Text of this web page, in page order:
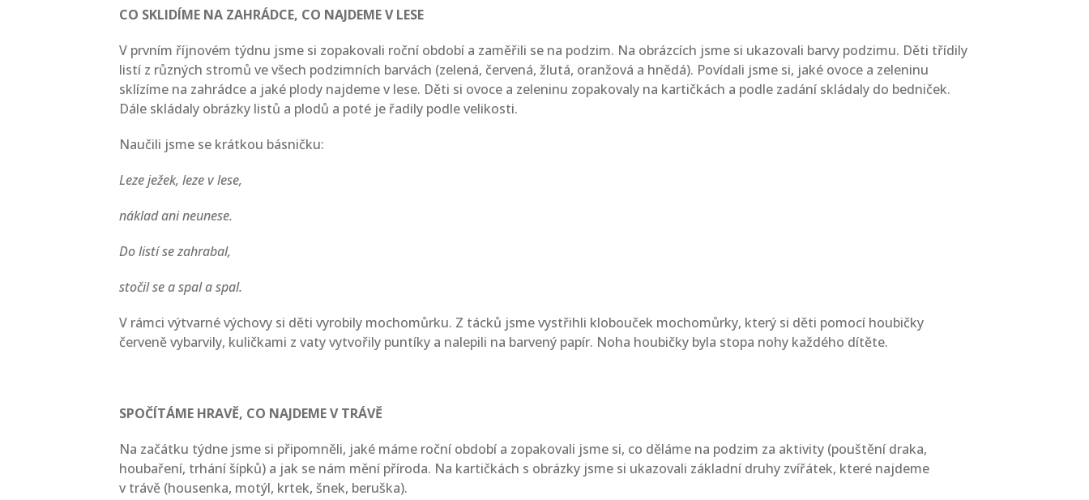
CO SKLIDÍME NA ZAHRÁDCE, CO NAJDEME V LESE
V prvním říjnovém týdnu jsme si zopakovali roční období a zaměřili se na podzim. Na obrázcích jsme si ukazovali barvy podzimu. Děti třídily
listí z různých stromů ve všech podzimních barvách (zelená, červená, žlutá, oranžová a hnědá). Povídali jsme si, jaké ovoce a zeleninu
sklízíme na zahrádce a jaké plody najdeme v lese. Děti si ovoce a zeleninu zopakovaly na kartičkách a podle zadání skládaly do bedniček.
Dále skládaly obrázky listů a plodů a poté je řadily podle velikosti.
Naučili jsme se krátkou básničku:
Leze ježek, leze v lese,
náklad ani neunese.
Do listí se zahrabal,
stočil se a spal a spal.
V rámci výtvarné výchovy si děti vyrobily mochomůrku. Z tácků jsme vystřihli klobouček mochomůrky, který si děti pomocí houbičky
červeně vybarvily, kuličkami z vaty vytvořily puntíky a nalepili na barvený papír. Noha houbičky byla stopa nohy každého dítěte.
SPOČÍTÁME HRAVĚ, CO NAJDEME V TRÁVĚ
Na začátku týdne jsme si připomněli, jaké máme roční období a zopakovali jsme si, co děláme na podzim za aktivity (pouštění draka,
houbaření, trhání šípků) a jak se nám mění příroda. Na kartičkách s obrázky jsme si ukazovali základní druhy zvířátek, které najdeme
v trávě (housenka, motýl, krtek, šnek, beruška).